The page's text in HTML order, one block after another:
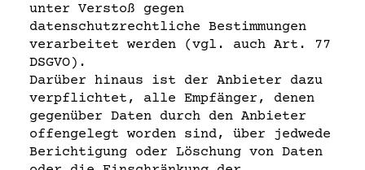
unter Verstoß gegen
datenschutzrechtliche Bestimmungen
verarbeitet werden (vgl. auch Art. 77
DSGVO).
Darüber hinaus ist der Anbieter dazu
verpflichtet, alle Empfänger, denen
gegenüber Daten durch den Anbieter
offengelegt worden sind, über jedwede
Berichtigung oder Löschung von Daten